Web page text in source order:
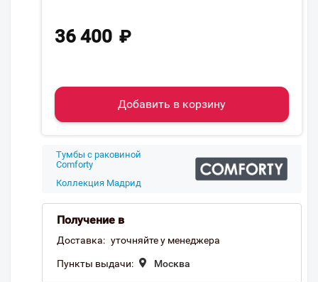
36 400 ₽
Добавить в корзину
Тумбы с раковиной
Comforty
Коллекция Мадрид
Получение в
Доставка: уточняйте у менеджера
Пункты выдачи: Москва